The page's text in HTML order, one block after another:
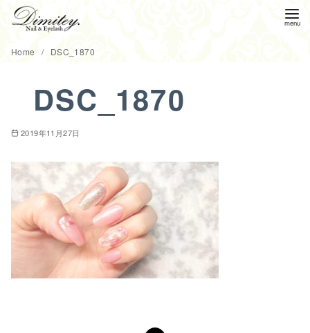
Home DSC_1870
DSC_1870
2019年11月27日